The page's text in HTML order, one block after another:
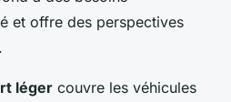
et offre des perspectives
léger couvre les véhicules